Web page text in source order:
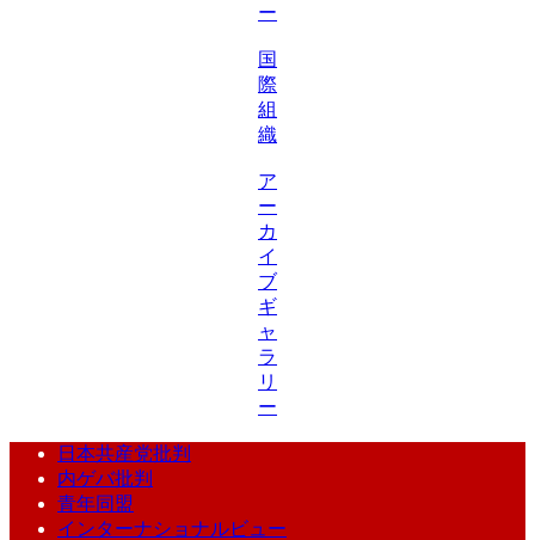
ー
国
際
組
織
ア
ー
カ
イ
ブ
ギ
ャ
ラ
リ
ー
日本共産党批判
内ゲバ批判
青年同盟
インターナショナルビュー